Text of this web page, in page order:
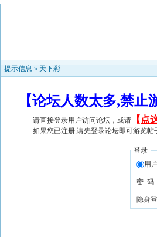
提示信息 » 天下彩
【论坛人数太多,禁
请直接登录用户访问论坛，或请 【 点
如果您已注册,请先登录论坛即可游览帖
登录
用
密 码
隐身